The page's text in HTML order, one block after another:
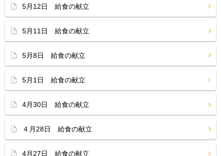
5月12日 給食の献立
5月11日 給食の献立
5月8日 給食の献立
5月1日 給食の献立
4月30日 給食の献立
４月28日 給食の献立
4月27日 給食の献立